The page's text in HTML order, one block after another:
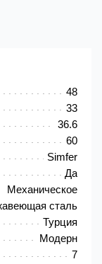
48
33
36.6
60
Simfer
Да
Механическое
сталь
Турция
Модерн
7